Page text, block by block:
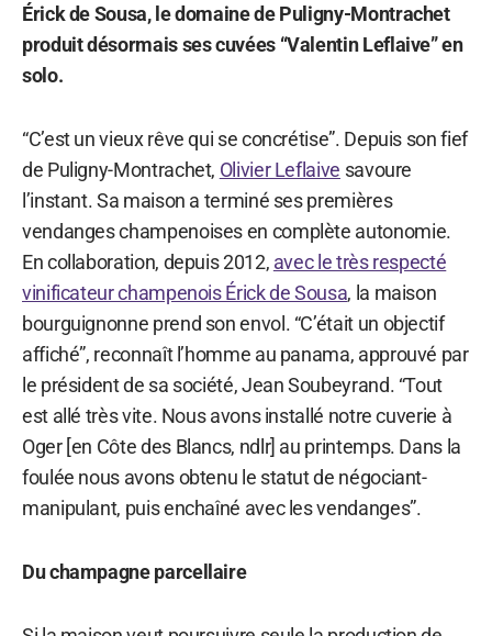
Érick de Sousa, le domaine de Puligny-Montrachet
produit désormais ses cuvées “Valentin Leflaive” en
solo.
“C’est un vieux rêve qui se concrétise”. Depuis son fief
de Puligny-Montrachet, Olivier Leflaive savoure
l’instant. Sa maison a terminé ses premières
vendanges champenoises en complète autonomie.
En collaboration, depuis 2012, avec le très respecté
vinificateur champenois Érick de Sousa, la maison
bourguignonne prend son envol. “C’était un objectif
affiché”, reconnaît l’homme au panama, approuvé par
le président de sa société, Jean Soubeyrand. “Tout
est allé très vite. Nous avons installé notre cuverie à
Oger [en Côte des Blancs, ndlr] au printemps. Dans la
foulée nous avons obtenu le statut de négociant-
manipulant, puis enchaîné avec les vendanges”.
Du champagne parcellaire